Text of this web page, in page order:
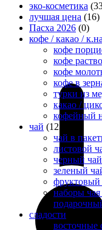
эко-косметика
лучшая цена (16)
Пасха 2026 (0)
кофе / какао /
кофе
кофе
кофе
кофе в
турки из
какао /
кофейный
чай (123)
чай в
листовой
черный чай
зеленый
фруктовый
наборы
сладости
восточные